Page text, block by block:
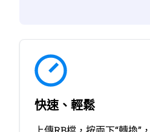
快速、輕鬆